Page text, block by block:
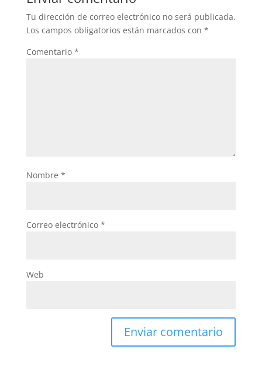
Tu dirección de correo electrónico no será publicada.
Los campos obligatorios están marcados con *
Comentario *
Nombre *
Correo electrónico *
Web